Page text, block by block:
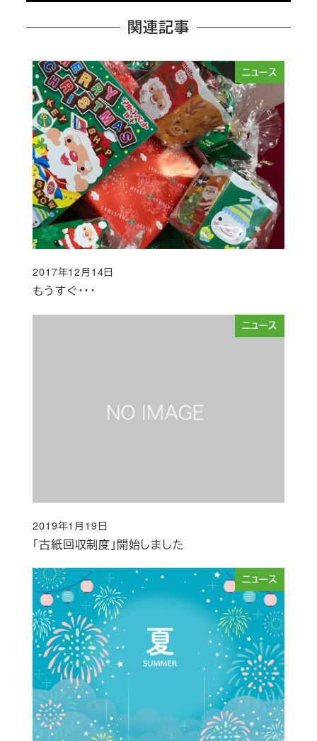
関連記事
ニュース
もうすぐ・・・
投稿日
2017年12月14日
ニュース
「古紙回収制度」開始しました
投稿日
2019年1月19日
ニュース